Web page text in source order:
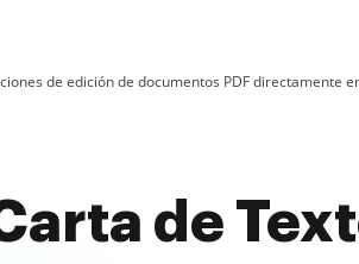
de edición de documentos PDF directamente
de